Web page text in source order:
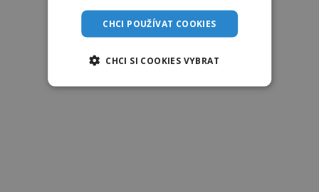
CHCI POUŽÍVAT COOKIES
CHCI SI COOKIES VYBRAT